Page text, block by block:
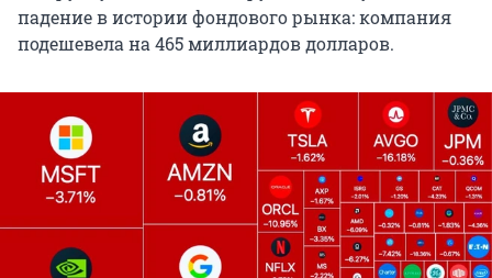
падение в истории фондового рынка: компания
подешевела на 465 миллиардов долларов.